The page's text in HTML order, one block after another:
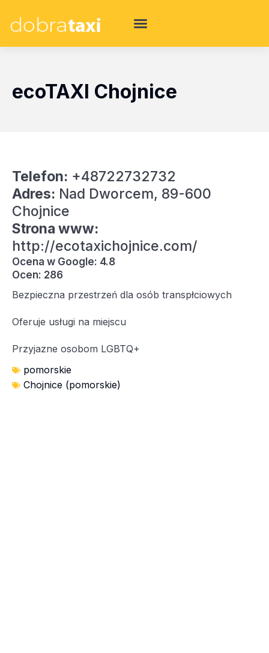
ecoTAXI Chojnice
Telefon: +48722732732
Adres: Nad Dworcem, 89-600
Chojnice
Strona www:
http://ecotaxichojnice.com/
Ocena w Google: 4.8
Ocen: 286
Bezpieczna przestrzeń dla osób transpłciowych
Oferuje usługi na miejscu
Przyjazne osobom LGBTQ+
pomorskie
Chojnice (pomorskie)